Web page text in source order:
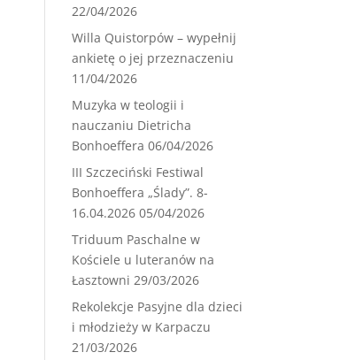
22/04/2026
Willa Quistorpów – wypełnij
ankietę o jej przeznaczeniu
11/04/2026
Muzyka w teologii i
nauczaniu Dietricha
Bonhoeffera 06/04/2026
III Szczeciński Festiwal
Bonhoeffera „Ślady”. 8-
16.04.2026 05/04/2026
Triduum Paschalne w
Kościele u luteranów na
Łasztowni 29/03/2026
Rekolekcje Pasyjne dla dzieci
i młodzieży w Karpaczu
21/03/2026